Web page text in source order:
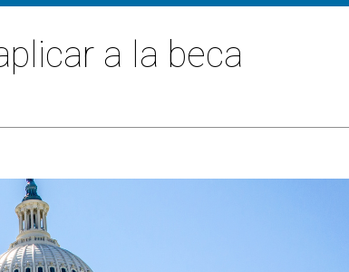
a la beca